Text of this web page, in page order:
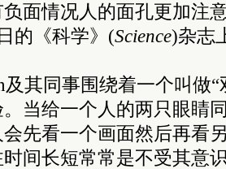
面情况人的面孔更加注
的《科学》(Science)杂志
及其同事围绕着一个叫做
当给一个人的两只眼睛
先看一个画面然后再看
间长短常常是不受其意